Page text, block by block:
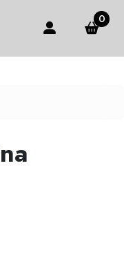
0